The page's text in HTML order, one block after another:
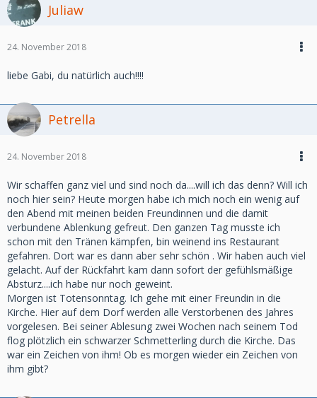
Juliaw
24. November 2018
liebe Gabi, du natürlich auch!!!!
Petrella
24. November 2018
Wir schaffen ganz viel und sind noch da....will ich das denn? Will ich
noch hier sein? Heute morgen habe ich mich noch ein wenig auf
den Abend mit meinen beiden Freundinnen und die damit
verbundene Ablenkung gefreut. Den ganzen Tag musste ich
schon mit den Tränen kämpfen, bin weinend ins Restaurant
gefahren. Dort war es dann aber sehr schön . Wir haben auch viel
gelacht. Auf der Rückfahrt kam dann sofort der gefühlsmäßige
Absturz....ich habe nur noch geweint.
Morgen ist Totensonntag. Ich gehe mit einer Freundin in die
Kirche. Hier auf dem Dorf werden alle Verstorbenen des Jahres
vorgelesen. Bei seiner Ablesung zwei Wochen nach seinem Tod
flog plötzlich ein schwarzer Schmetterling durch die Kirche. Das
war ein Zeichen von ihm! Ob es morgen wieder ein Zeichen von
ihm gibt?